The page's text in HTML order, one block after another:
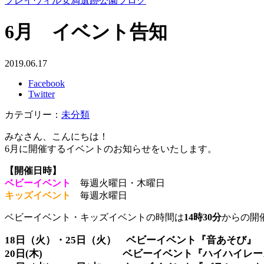
6月 イベント告知
2019.06.17
Facebook
Twitter
カテゴリー： 未分類
みなさん、こんにちは！
6月に開催するイベントのお知らせをいたします。
【開催日時】
ベビーイベント 毎週火曜日・木曜日
キッズイベント 毎週水曜日
ベビーイベント・キッズイベントの時間は14時30分からの開
18日（火）・25日（火） ベビーイベント『音あそび』
20日(木) ベビーイベント『ハイハイレー